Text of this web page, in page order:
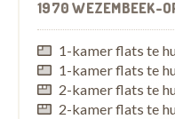
1970 WEZEMBEEK-
1-kamer flats te
1-kamer flats te
2-kamer flats te
2-kamer flats te